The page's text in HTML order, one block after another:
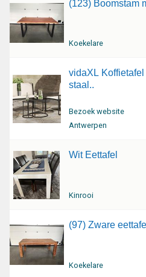
(123) Boomstam
Koekelare
vidaXL
staal..
Bezoek website
Antwerpen
Wit Eettafel
Kinrooi
(97) Zware
Koekelare